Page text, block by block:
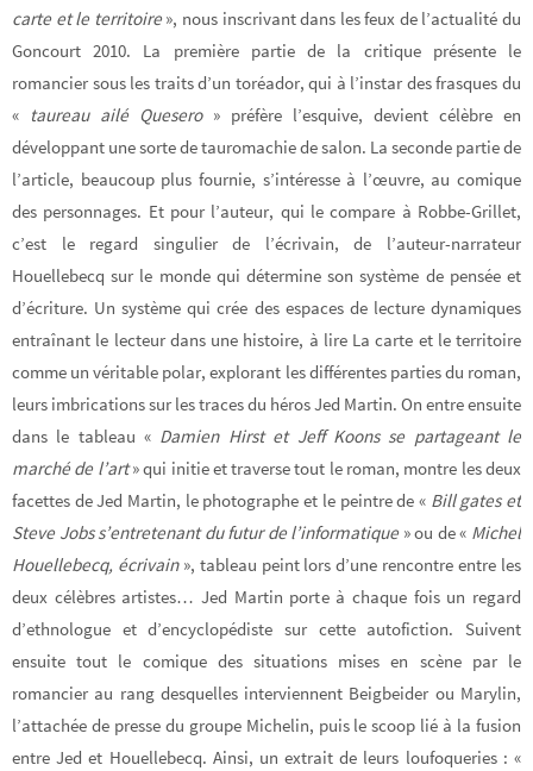
carte et le territoire», nous inscrivant dans les feux de l’actualité du
Goncourt 2010. La première partie de la critique présente le
romancier sous les traits d’un toréador, qui à l’instar des frasques du
« taureau ailé Quesero» préfère l’esquive, devient célèbre en
développant une sorte de tauromachie de salon. La seconde partie de
l’article, beaucoup plus fournie, s’intéresse à l’œuvre, au comique
des personnages. Et pour l’auteur, qui le compare à Robbe-Grillet,
c’est le regard singulier de l’écrivain, de l’auteur-narrateur
Houellebecq sur le monde qui détermine son système de pensée et
d’écriture. Un système qui crée des espaces de lecture dynamiques
entraînant le lecteur dans une histoire, à lire La carte et le territoire
comme un véritable polar, explorant les différentes parties du roman,
leurs imbrications sur les traces du héros Jed Martin. On entre ensuite
dans le tableau « Damien Hirst et Jeff Koons se partageant le
marché de l’art» qui initie et traverse tout le roman, montre les deux
facettes de Jed Martin, le photographe et le peintre de « Bill gates et
Steve Jobs s’entretenant du futur de l’informatique» ou de « Michel
Houellebecq, écrivain», tableau peint lors d’une rencontre entre les
deux célèbres artistes… Jed Martin porte à chaque fois un regard
d’ethnologue et d’encyclopédiste sur cette autofiction. Suivent
ensuite tout le comique des situations mises en scène par le
romancier au rang desquelles interviennent Beigbeider ou Marylin,
l’attachée de presse du groupe Michelin, puis le scoop lié à la fusion
entre Jed et Houellebecq. Ainsi, un extrait de leurs loufoqueries : «